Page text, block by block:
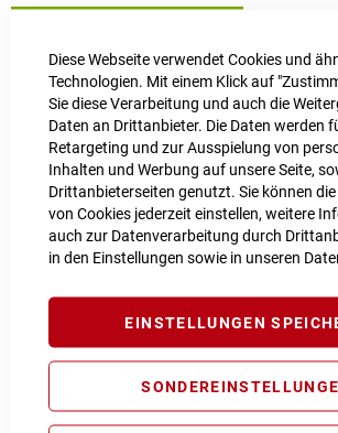
Diese Webseite verwendet Cookies und
Technologien. Mit einem Klick auf
Sie diese Verarbeitung und auch die
Daten an Drittanbieter. Die Daten werden
Retargeting und zur Ausspielung von
Inhalten und Werbung auf unsere Seite,
Drittanbieterseiten genutzt. Sie können
von Cookies jederzeit einstellen, weitere
auch zur Datenverarbeitung durch
in den Einstellungen sowie in unseren
EINSTELLUNGEN
LIEFERZEIT 1 - 2 Werktage
IN DEN WARENKORB
PROBEFAHRT
Produktanfrage stellen
Extra Schutz? Jetzt Tarife entdecken!